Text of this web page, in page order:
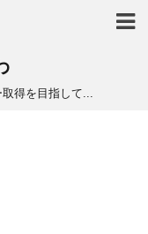
得を目指して...